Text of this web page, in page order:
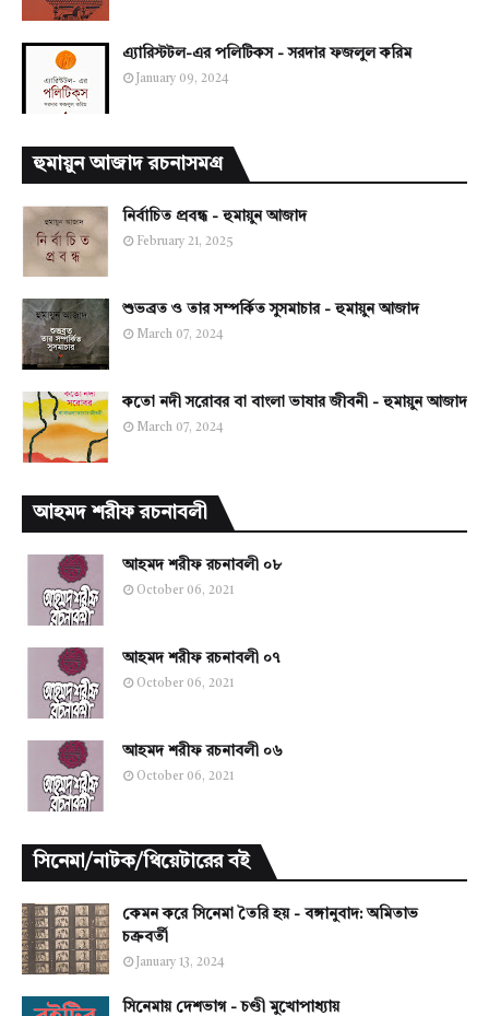
এ্যারিস্টটল-এর পলিটিকস - সরদার ফজলুল করিম
January 09, 2024
হুমায়ুন আজাদ রচনাসমগ্র
নির্বাচিত প্রবন্ধ - হুমায়ুন আজাদ
February 21, 2025
শুভব্রত ও তার সম্পর্কিত সুসমাচার - হুমায়ুন আজাদ
March 07, 2024
কতো নদী সরোবর বা বাংলা ভাষার জীবনী - হুমায়ুন আজাদ
March 07, 2024
আহমদ শরীফ রচনাবলী
আহমদ শরীফ রচনাবলী ০৮
October 06, 2021
আহমদ শরীফ রচনাবলী ০৭
October 06, 2021
আহমদ শরীফ রচনাবলী ০৬
October 06, 2021
সিনেমা/নাটক/থিয়েটারের বই
কেমন করে সিনেমা তৈরি হয় - বঙ্গানুবাদ: অমিতাভ
চক্রবর্তী
January 13, 2024
সিনেমায় দেশভাগ - চণ্ডী মুখোপাধ্যায়